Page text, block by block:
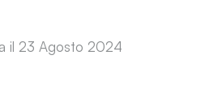
il 23 Agosto 2024